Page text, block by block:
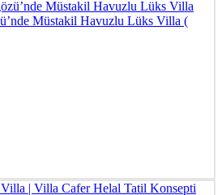
Müstakil Havuzlu Lüks Villa (